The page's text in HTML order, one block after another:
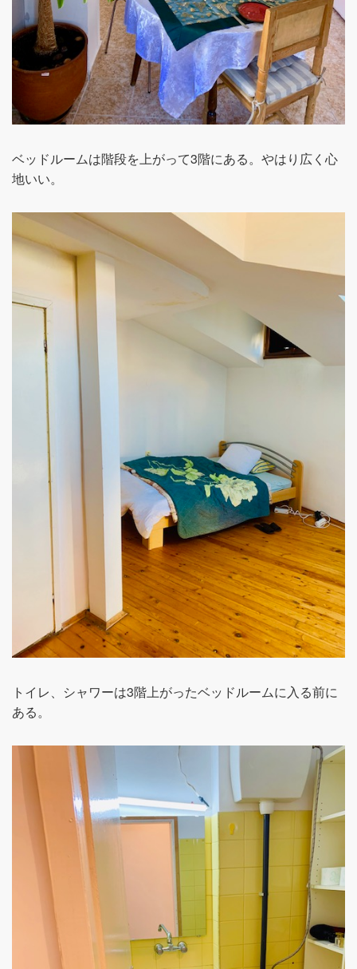
ベッドルームは階段を上がって3階にある。やはり広く心
地いい。
トイレ、シャワーは3階上がったベッドルームに入る前に
ある。